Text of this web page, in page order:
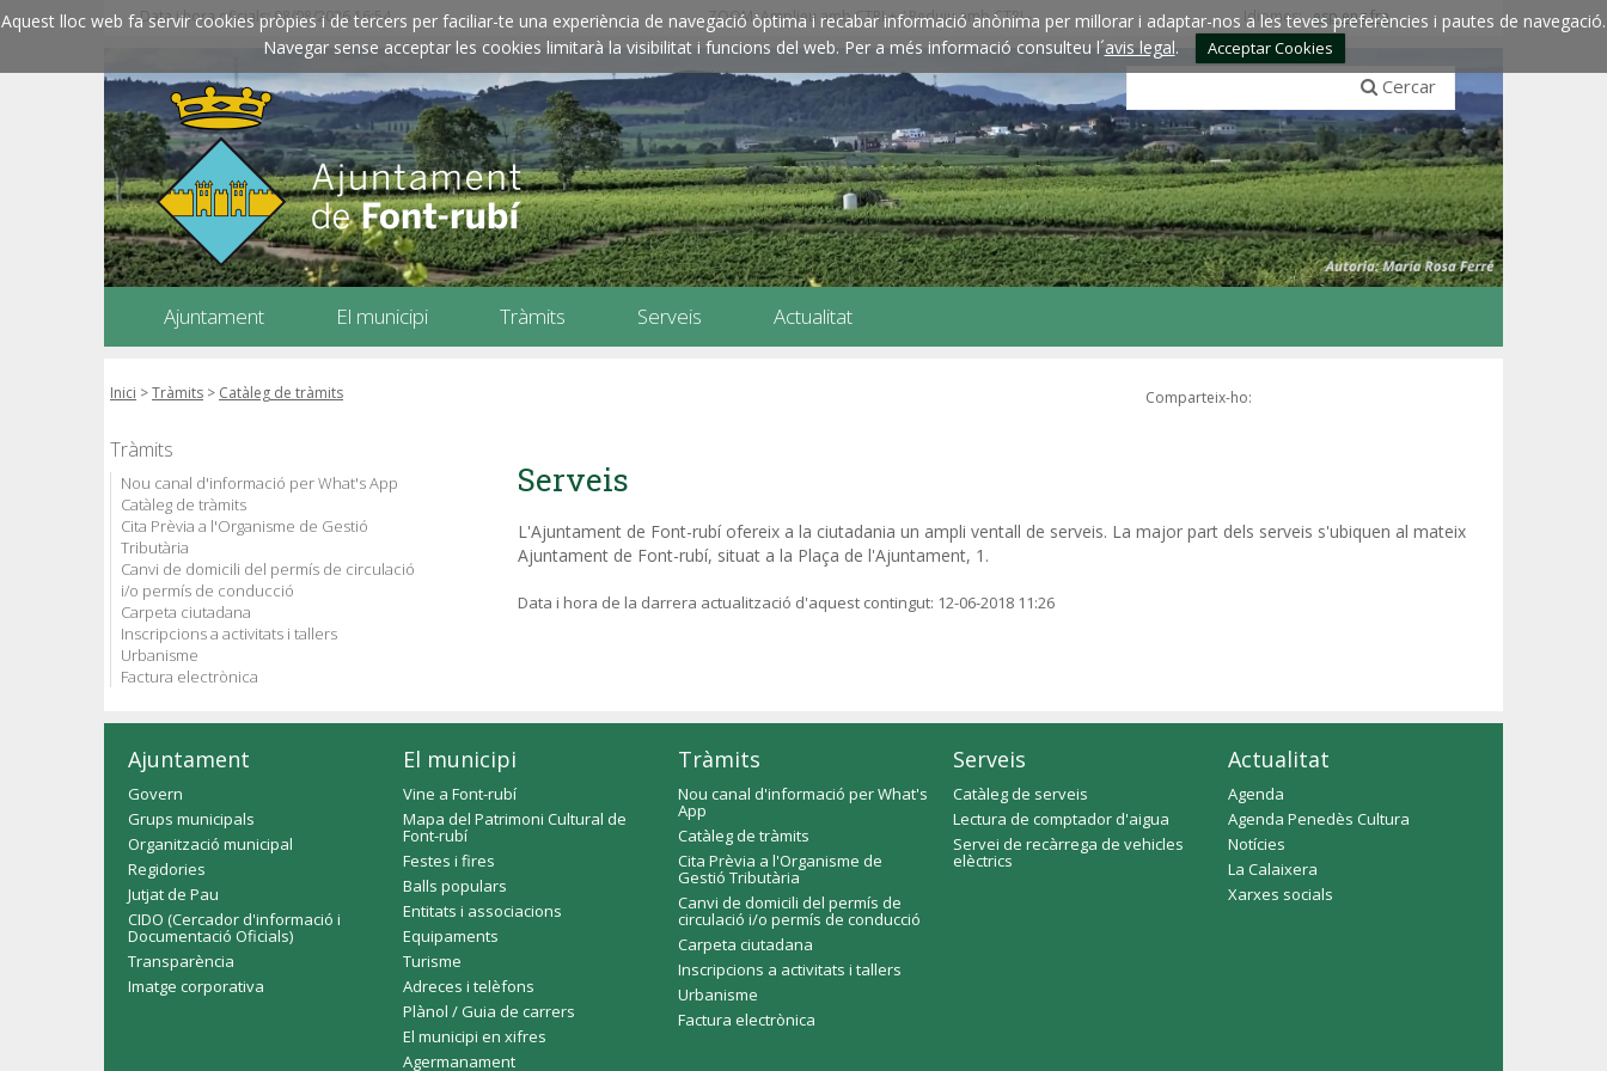
Aquest lloc web fa servir cookies pròpies i de tercers per faciliar-te una experiència de navegació òptima i recabar informació anònima per millorar i adaptar-nos a les teves preferències i pautes de navegació.
Navegar sense acceptar les cookies limitarà la visibilitat i funcions del web. Per a més informació consulteu l´avis legal. Acceptar Cookies
Data i hora oficials: 08/08/2026 16:54 ZOOM: Amplieu amb CTRL+ / Reduïu amb CTRL- Idiomes:esp engfra
Cercar
Ajuntament El municipi Tràmits Serveis Actualitat
Inici >Tràmits > Catàleg de tràmits Comparteix-ho:
Tràmits
Nou canal d'informació per What's App
Catàleg de tràmits
Cita Prèvia a l'Organisme de Gestió
Tributària
Canvi de domicili del permís de circulació
i/o permís de conducció
Carpeta ciutadana
Inscripcions a activitats i tallers
Urbanisme
Factura electrònica
Serveis
L'Ajuntament de Font-rubí ofereix a la ciutadania un ampli ventall de serveis. La major part dels serveis s'ubiquen al mateix
Ajuntament de Font-rubí, situat a la Plaça de l'Ajuntament, 1.
Data i hora de la darrera actualització d'aquest contingut: 12-06-2018 11:26
Ajuntament
Govern
Grups municipals
Organització municipal
Regidories
Jutjat de Pau
CIDO (Cercador d'informació i
Documentació Oficials)
Transparència
Imatge corporativa
El municipi
Vine a Font-rubí
Mapa del Patrimoni Cultural de
Font-rubí
Festes i fires
Balls populars
Entitats i associacions
Equipaments
Turisme
Adreces i telèfons
Plànol / Guia de carrers
El municipi en xifres
Agermanament
Tràmits
Nou canal d'informació per What's
App
Catàleg de tràmits
Cita Prèvia a l'Organisme de
Gestió Tributària
Canvi de domicili del permís de
circulació i/o permís de conducció
Carpeta ciutadana
Inscripcions a activitats i tallers
Urbanisme
Factura electrònica
Serveis
Catàleg de serveis
Lectura de comptador d'aigua
Servei de recàrrega de vehicles
elèctrics
Actualitat
Agenda
Agenda Penedès Cultura
Notícies
La Calaixera
Xarxes socials